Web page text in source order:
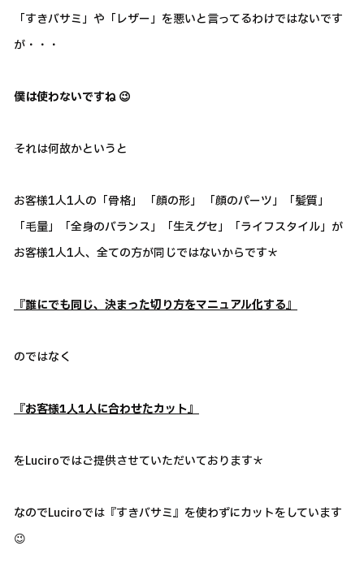
「すきバサミ」や「レザー」を悪いと言ってるわけではないです
が・・・
僕は使わないですね 😉
それは何故かというと
お客様1人1人の「骨格」 「顔の形」 「顔のパーツ」「髪質」
「毛量」「全身のバランス」「生えグセ」「ライフスタイル」が
お客様1人1人、全ての方が同じではないからです＊
『誰にでも同じ、決まった切り方をマニュアル化する』
のではなく
『お客様1人1人に合わせたカット』
をLuciroではご提供させていただいております＊
なのでLuciroでは『すきバサミ』を使わずにカットをしています
😉